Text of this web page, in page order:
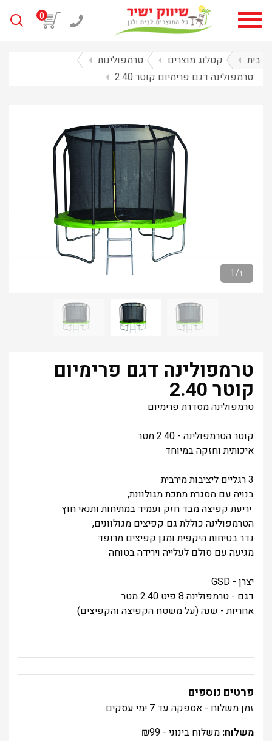
0
בית arrow_left קטלוג מוצרים arrow_left טרמפולינות arrow_left
טרמפולינה דגם פרימיום קוטר 2.40
arrow_left
1/1
טרמפולינה דגם פרימיום
קוטר 2.40
טרמפולינה מסדרת פרימיום
קוטר הטרמפולינה - 2.40 מטר
איכותית וחזקה במיוחד
3 רגליים ליציבות מירבית
בנויה עם מסגרת מתכת מגולוונת,
יריעת קפיצה מבד חזק ועמיד במתיחות ותנאי חוץ
הטרמפולינה כוללת גם קפיצים מגולוונים,
גדר בטיחות היקפית ומגן קפיצים מרופד
מגיעה עם סולם לעלייה וירידה בטוחה
יצרן - GSD
דגם - טרמפולינה 8 פיט 2.40 מטר
אחריות - שנה (על משטח הקפיצה והקפיצים)
פרטים נוספים
זמן משלוח - אספקה עד 7 ימי עסקים
משלוח: משלוח בינוני - ₪99